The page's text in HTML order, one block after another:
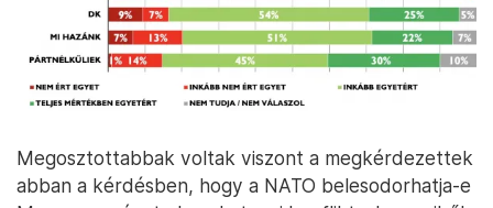
Megosztottabbak voltak viszont a megkérdezettek
abban a kérdésben, hogy a NATO belesodorhatja-e